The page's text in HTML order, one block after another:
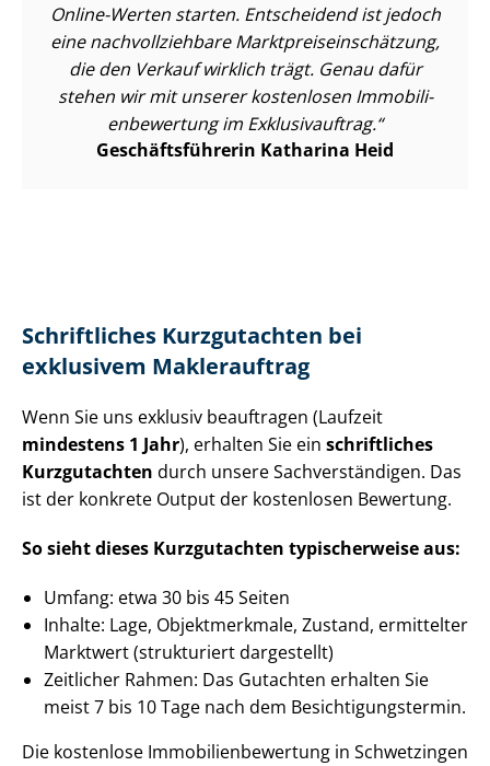
Online-Werten starten. Entscheidend ist jedoch
eine nach­voll­zieh­ba­re Markt­preis­ein­schät­zung,
die den Verkauf wirklich trägt. Genau dafür
stehen wir mit unserer kostenlosen Im­mo­bi­li­
en­be­wer­tung im Exklusivauftrag.
Ge­schäfts­füh­re­rin Katharina Heid
Schriftliches Kurzgutachten bei
exklusivem Maklerauftrag
Wenn Sie uns exklusiv beauftragen (Laufzeit
mindestens 1 Jahr), erhalten Sie ein schriftliches
Kurzgutachten durch unsere Sach­ver­stän­di­gen. Das
ist der konkrete Output der kostenlosen Bewertung.
So sieht dieses Kurzgutachten typischerweise aus:
Umfang: etwa 30 bis 45 Seiten
Inhalte: Lage, Objektmerkmale, Zustand, ermittelter
Marktwert (strukturiert dargestellt)
Zeitlicher Rahmen: Das Gutachten erhalten Sie
meist 7 bis 10 Tage nach dem Be­sich­ti­gungs­ter­min.
Die kostenlose Im­mo­bi­li­en­be­wer­tung in Schwetzingen